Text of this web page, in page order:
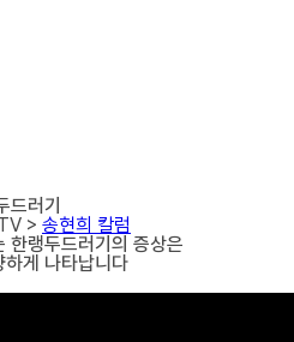
드러기
> 송현희 칼럼
한랭두드러기의 증상은
게 나타납니다